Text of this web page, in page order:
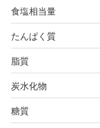
食塩相当量
たんぱく質
脂質
炭水化物
糖質